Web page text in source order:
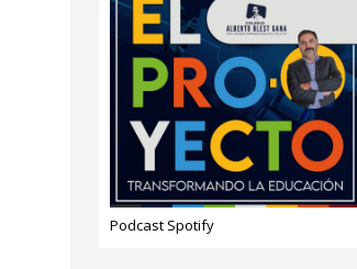
Podcast Spotify